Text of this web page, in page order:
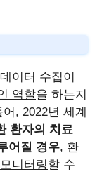
이터 수집이
역할을 하는지
, 2022년 세계
환자의 치료
어질 경우, 환
니터링할 수